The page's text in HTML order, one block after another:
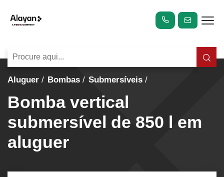
Aluguer Bombas Submersíveis
Bomba vertical
submersível de 850 l em
aluguer